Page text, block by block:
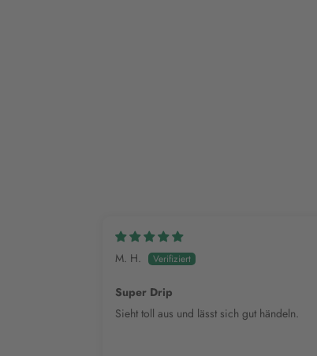
M. H.
Super Drip
Sieht toll aus und lässt sich gut händeln.